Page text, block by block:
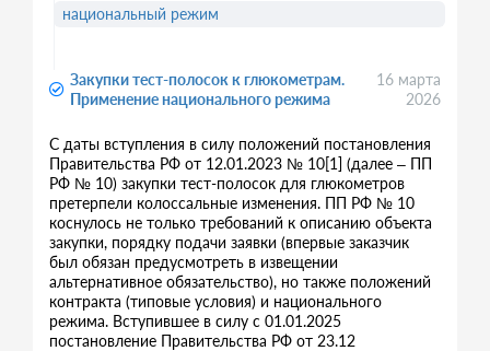
Закупки тест-полосок к глюкометрам.
Применение национального режима
16 марта
2026
С даты вступления в силу положений постановления
Правительства РФ от 12.01.2023 № 10[1] (далее – ПП
РФ № 10) закупки тест-полосок для глюкометров
претерпели колоссальные изменения. ПП РФ № 10
коснулось не только требований к описанию объекта
закупки, порядку подачи заявки (впервые заказчик
был обязан предусмотреть в извещении
альтернативное обязательство), но также положений
контракта (типовые условия) и национального
режима. Вступившее в силу с 01.01.2025
постановление Правительства РФ от 23.12
национальный режим